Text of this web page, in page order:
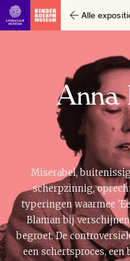
Ga direct naar inhoud
Alle
Anna
Miserabel,
scherpzinnig,
typeringen waarmee
Blaman bij
begroet. De
een schertsproces,